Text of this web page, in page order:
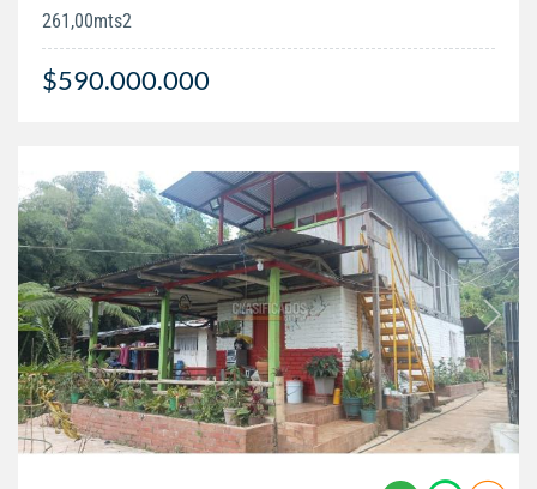
261,00mts2
$590.000.000